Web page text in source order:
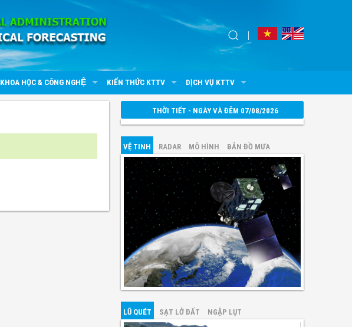
KHOA HỌC & CÔNG NGHỆ KIẾN THỨC KTTV DỊCH VỤ KTTV
THỜI TIẾT - NGÀY VÀ ĐÊM 07/08/2026
VỆ TINH RADAR MÔ HÌNH BẢN ĐỒ MƯA
LŨ QUÉT SẠT LỞ ĐẤT NGẬP LỤT